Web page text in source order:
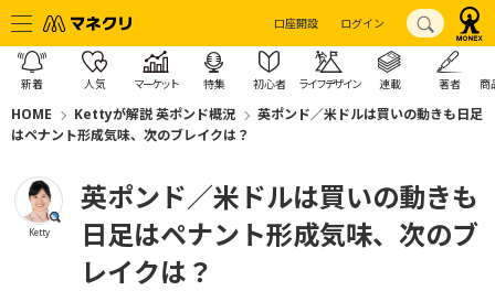
口座開設 ログイン
新着 人気 マーケット 特集 初心者 ライフデザイン 連載 著者 商
HOME Kettyが解説 英ポンド概況
英ポンド／米ドルは買いの動きも日足
はペナント形成気味、次のブレイクは？
Ketty
英ポンド／米ドルは買いの動きも
日足はペナント形成気味、次のブ
レイクは？